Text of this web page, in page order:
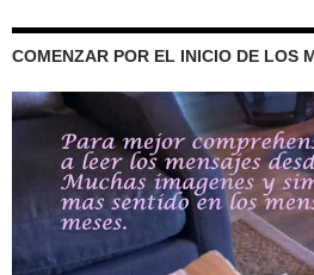
COMENZAR POR EL INICIO DE LOS